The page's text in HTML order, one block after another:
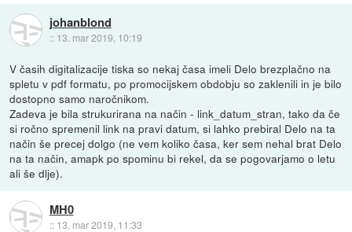
johanblond
:: 13. mar 2019, 10:19
V časih digitalizacije tiska so nekaj časa imeli Delo brezplačno na
spletu v pdf formatu, po promocijskem obdobju so zaklenili in je bilo
dostopno samo naročnikom.
Zadeva je bila strukurirana na način - link_datum_stran, tako da če
si ročno spremenil link na pravi datum, si lahko prebiral Delo na ta
način še precej dolgo (ne vem koliko časa, ker sem nehal brat Delo
na ta način, amapk po spominu bi rekel, da se pogovarjamo o letu
ali še dlje).
MH0
:: 13. mar 2019, 11:33